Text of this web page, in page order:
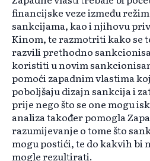
financijske veze između
sankcijama, kao i njihovu
Kinom, te razmotriti kako se
razvili prethodno
koristiti u novim
pomoći zapadnim vlastima
poboljšaju dizajn sankcija i
prije nego što se one mogu
analiza također pomogla
razumijevanje o tome što
mogu postići, te do kakvih bi
mogle rezultirati.